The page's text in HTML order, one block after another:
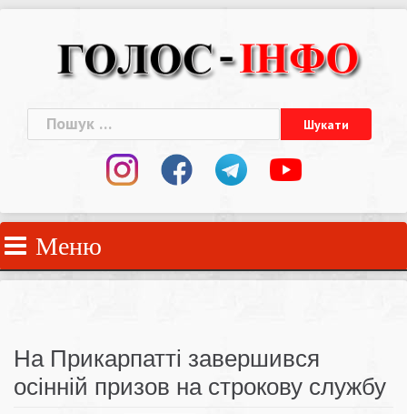
Пошук:
Меню
На Прикарпатті завершився
осінній призов на строкову службу